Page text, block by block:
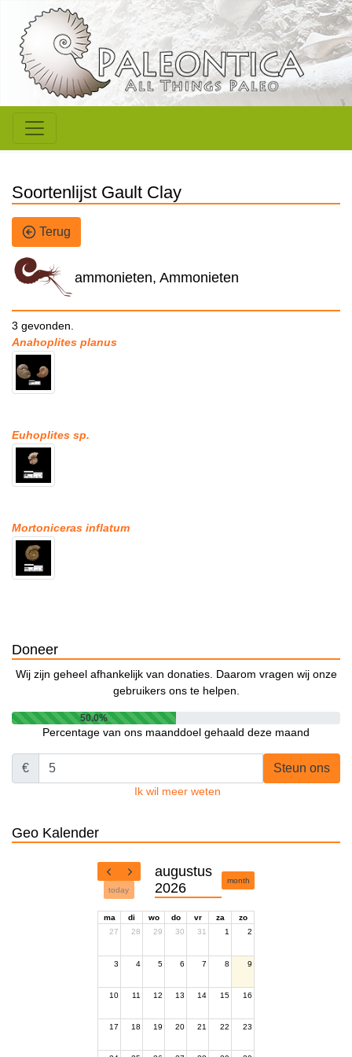
Soortenlijst Gault Clay
Terug
ammonieten, Ammonieten
3 gevonden.
Anahoplites planus
Euhoplites sp.
Mortoniceras inflatum
Doneer
Wij zijn geheel afhankelijk van donaties. Daarom vragen wij onze
gebruikers ons te helpen.
50.0%
Percentage van ons maanddoel gehaald deze maand
€ Steun ons
Ik wil meer weten
Geo Kalender
today
augustus
2026
month
ma di wo do vr za
zo
27
28 29 30 31 1 2
3 4 5 6 7 8 9
10 11 12 13 14 15 16
17 18 19 20 21 22 23